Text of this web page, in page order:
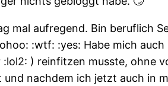
mal aufregend. Bin beruflich
:wtf: :yes: Habe mich
) reinfitzen musste, ohne
nachdem ich jetzt auch in